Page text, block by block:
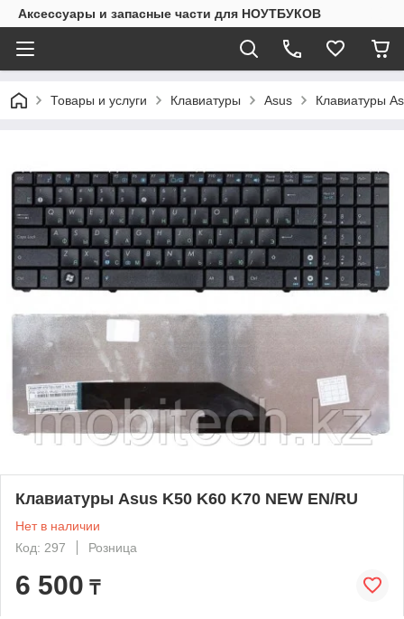
Аксессуары и запасные части для НОУТБУКОВ
Товары и услуги Клавиатуры Asus Клавиатуры
Клавиатуры Asus K50 K60 K70 NEW EN/RU
Нет в наличии
Код: 297
Розница
6 500 ₸